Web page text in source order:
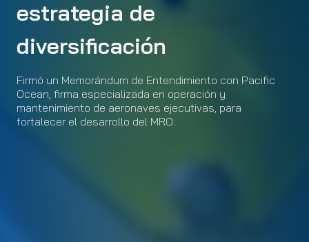
estrategia de
diversificación
Firmó un Memorándum de Entendimiento con Pacific
Ocean, firma especializada en operación y
mantenimiento de aeronaves ejecutivas, para
fortalecer el desarrollo del MRO.